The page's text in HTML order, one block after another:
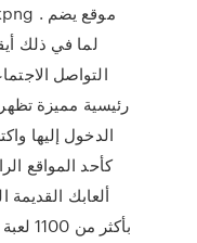
التواصل
رئيسية مميزة
الدخول إليها
ألعابك القديمة